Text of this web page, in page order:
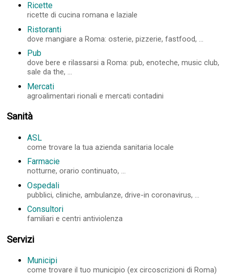
Ricette
ricette di cucina romana e laziale
Ristoranti
dove mangiare a Roma: osterie, pizzerie, fastfood, ...
Pub
dove bere e rilassarsi a Roma: pub, enoteche, music club,
sale da the, ...
Mercati
agroalimentari rionali e mercati contadini
Sanità
ASL
come trovare la tua azienda sanitaria locale
Farmacie
notturne, orario continuato, ...
Ospedali
pubblici, cliniche, ambulanze, drive-in coronavirus, ...
Consultori
familiari e centri antiviolenza
Servizi
Municipi
come trovare il tuo municipio (ex circoscrizioni di Roma)